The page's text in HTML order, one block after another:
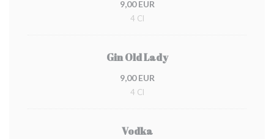
9,00 EUR
4 Cl
Gin Old Lady
9,00 EUR
4 Cl
Vodka